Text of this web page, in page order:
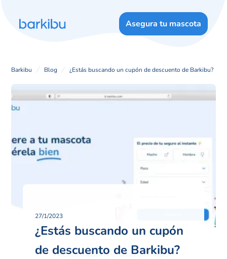
Asegura tu mascota
Barkibu Blog ¿Estás buscando un cupón de descuento de Barkibu?
27/1/2023
¿Estás buscando un cupón
de descuento de Barkibu?